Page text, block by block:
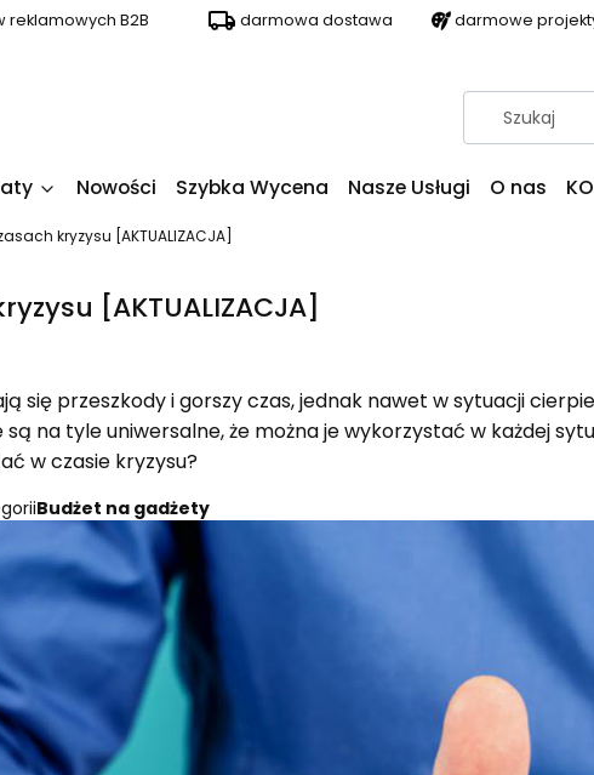
reklamowych B2B darmowa dostawa darmowe
Nowości Szybka Wycena Nasze Usługi O nas
kryzysu [AKTUALIZACJA]
[AKTUALIZACJA]
się przeszkody i gorszy czas, jednak nawet w sytuacji
na tyle uniwersalne, że można je wykorzystać w każdej
w czasie kryzysu?
Budżet na gadżety